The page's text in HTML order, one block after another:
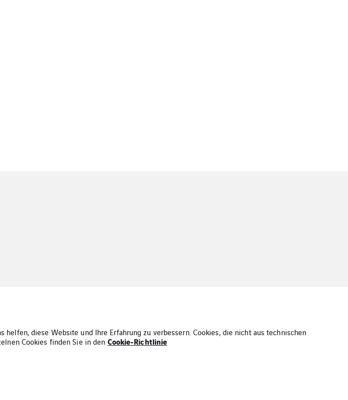
diese Website und Ihre Erfahrung zu verbessern. Cookies, die nicht aus technischen
Cookies finden Sie in den Cookie-Richtlinie